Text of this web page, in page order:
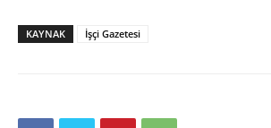
KAYNAK İşçi Gazetesi